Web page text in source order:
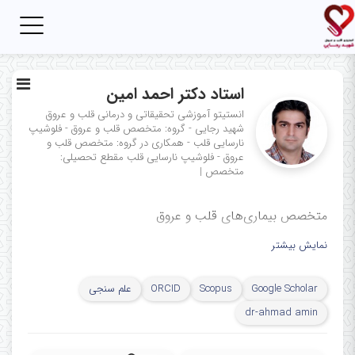
استاد دکتر احمد امین
انستیتو آموزشی تحقیقاتی و درمانی قلب و عروق
شهید رجایی - گروه: متخصص قلب و عروق - فلوشیپ
نارسایی قلب - همکاری در گروه: متخصص قلب و
عروق - فلوشیپ نارسایی قلب مقطع تحصیلی:
متخصص |
متخصص بیماری‌های قلب و عروق
نمایش بیشتر
Google Scholar
Scopus
ORCID
علم سنجی
dr-ahmad amin